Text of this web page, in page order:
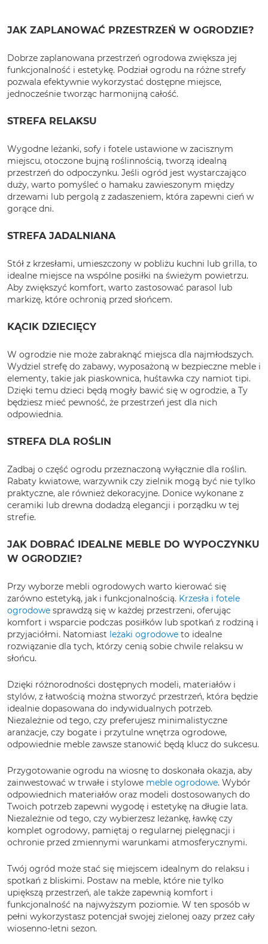
JAK ZAPLANOWAĆ PRZESTRZEŃ W OGRODZIE?
Dobrze zaplanowana przestrzeń ogrodowa zwiększa jej
funkcjonalność i estetykę. Podział ogrodu na różne strefy
pozwala efektywnie wykorzystać dostępne miejsce,
jednocześnie tworząc harmonijną całość.
STREFA RELAKSU
Wygodne leżanki, sofy i fotele ustawione w zacisznym
miejscu, otoczone bujną roślinnością, tworzą idealną
przestrzeń do odpoczynku. Jeśli ogród jest wystarczająco
duży, warto pomyśleć o hamaku zawieszonym między
drzewami lub pergolą z zadaszeniem, która zapewni cień w
gorące dni.
STREFA JADALNIANA
Stół z krzesłami, umieszczony w pobliżu kuchni lub grilla, to
idealne miejsce na wspólne posiłki na świeżym powietrzu.
Aby zwiększyć komfort, warto zastosować parasol lub
markizę, które ochronią przed słońcem.
KĄCIK DZIECIĘCY
W ogrodzie nie może zabraknąć miejsca dla najmłodszych.
Wydziel strefę do zabawy, wyposażoną w bezpieczne meble i
elementy, takie jak piaskownica, huśtawka czy namiot tipi.
Dzięki temu dzieci będą mogły bawić się w ogrodzie, a Ty
będziesz mieć pewność, że przestrzeń jest dla nich
odpowiednia.
STREFA DLA ROŚLIN
Zadbaj o część ogrodu przeznaczoną wyłącznie dla roślin.
Rabaty kwiatowe, warzywnik czy zielnik mogą być nie tylko
praktyczne, ale również dekoracyjne. Donice wykonane z
ceramiki lub drewna dodadzą elegancji i porządku w tej
strefie.
JAK DOBRAĆ IDEALNE MEBLE DO WYPOCZYNKU
W OGRODZIE?
Przy wyborze mebli ogrodowych warto kierować się
zarówno estetyką, jak i funkcjonalnością. Krzesła i fotele
ogrodowe sprawdzą się w każdej przestrzeni, oferując
komfort i wsparcie podczas posiłków lub spotkań z rodziną i
przyjaciółmi. Natomiast leżaki ogrodowe to idealne
rozwiązanie dla tych, którzy cenią sobie chwile relaksu w
słońcu.
Dzięki różnorodności dostępnych modeli, materiałów i
stylów, z łatwością można stworzyć przestrzeń, która będzie
idealnie dopasowana do indywidualnych potrzeb.
Niezależnie od tego, czy preferujesz minimalistyczne
aranżacje, czy bogate i przytulne wnętrza ogrodowe,
odpowiednie meble zawsze stanowić będą klucz do sukcesu.
Przygotowanie ogrodu na wiosnę to doskonała okazja, aby
zainwestować w trwałe i stylowe meble ogrodowe. Wybór
odpowiednich materiałów oraz modeli dostosowanych do
Twoich potrzeb zapewni wygodę i estetykę na długie lata.
Niezależnie od tego, czy wybierzesz leżankę, ławkę czy
komplet ogrodowy, pamiętaj o regularnej pielęgnacji i
ochronie przed zmiennymi warunkami atmosferycznymi.
Twój ogród może stać się miejscem idealnym do relaksu i
spotkań z bliskimi. Postaw na meble, które nie tylko
upiększą przestrzeń, ale także zapewnią komfort i
funkcjonalność na najwyższym poziomie. W ten sposób w
pełni wykorzystasz potencjał swojej zielonej oazy przez cały
wiosenno-letni sezon.